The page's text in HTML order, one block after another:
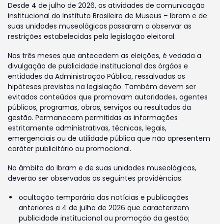
Desde 4 de julho de 2026, as atividades de comunicação
institucional do Instituto Brasileiro de Museus – Ibram e de
suas unidades museológicas passaram a observar as
restrições estabelecidas pela legislação eleitoral.
Nos três meses que antecedem as eleições, é vedada a
divulgação de publicidade institucional dos órgãos e
entidades da Administração Pública, ressalvadas as
hipóteses previstas na legislação. Também devem ser
evitados conteúdos que promovam autoridades, agentes
públicos, programas, obras, serviços ou resultados da
gestão. Permanecem permitidas as informações
estritamente administrativas, técnicas, legais,
emergenciais ou de utilidade pública que não apresentem
caráter publicitário ou promocional.
No âmbito do Ibram e de suas unidades museológicas,
deverão ser observadas as seguintes providências:
ocultação temporária das notícias e publicações
anteriores a 4 de julho de 2026 que caracterizem
publicidade institucional ou promoção da gestão;